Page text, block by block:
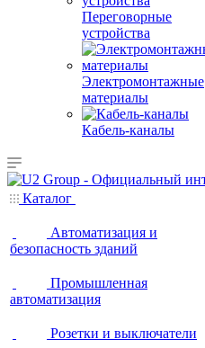
Переговорные
устройства
Электромонтажные
материалы
Кабель-каналы
Каталог
Автоматизация и
безопасность зданий
Промышленная
автоматизация
Розетки и выключатели